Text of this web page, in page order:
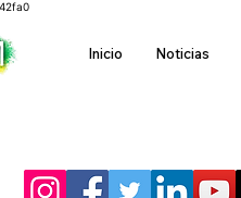
Inicio Noticias